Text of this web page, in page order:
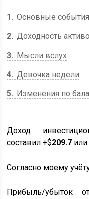
1
Основные события
2 Доходность
3
Мысли вслух
4 Девочка недели
5
Изменения по
Доход
составил +$209.7
Согласно моему
Прибыль/убыток